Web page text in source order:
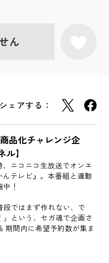
ん
シェアする：
品化チャレンジ企
】
、ニコニコ生放送でオンエ
テレビ』。本番組と連動
！
ではまず作れない、で
という、セガ魂で企画さ
期間内に希望予約数が集ま